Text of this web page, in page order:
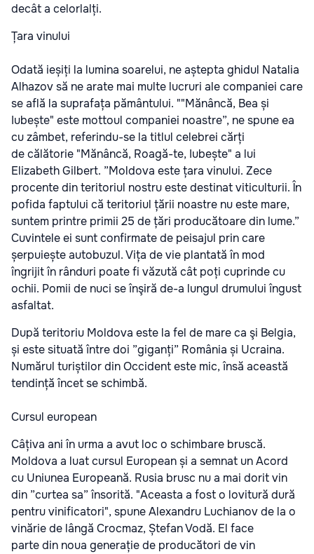
decât a celorlalți.
Țara vinului
Odată ieșiți la lumina soarelui, ne aștepta ghidul Natalia
Alhazov să ne arate mai multe lucruri ale companiei care
se află la suprafața pământului. ""Mănâncă, Bea și
Iubește" este mottoul companiei noastre”, ne spune ea
cu zâmbet, referindu-se la titlul celebrei cărți
de călătorie "Mănâncă, Roagă-te, Iubește" a lui
Elizabeth Gilbert. ”Moldova este țara vinului. Zece
procente din teritoriul nostru este destinat viticulturii. În
pofida faptului că teritoriul țării noastre nu este mare,
suntem printre primii 25 de țări producătoare din lume.”
Cuvintele ei sunt confirmate de peisajul prin care
șerpuiește autobuzul. Vița de vie plantată în mod
îngrijit în rânduri poate fi văzută cât poți cuprinde cu
ochii. Pomii de nuci se înşiră de-a lungul drumului îngust
asfaltat.
După teritoriu Moldova este la fel de mare ca şi Belgia,
și este situată între doi ”giganți” România și Ucraina.
Numărul turiștilor din Occident este mic, însă această
tendință încet se schimbă.
Cursul european
Câțiva ani în urma a avut loc o schimbare bruscă.
Moldova a luat cursul European și a semnat un Acord
cu Uniunea Europeană. Rusia brusc nu a mai dorit vin
din ”curtea sa” însorită. "Aceasta a fost o lovitură dură
pentru vinificatori", spune Alexandru Luchianov de la o
vinărie de lângă Crocmaz, Ștefan Vodă. El face
parte din noua generație de producători de vin